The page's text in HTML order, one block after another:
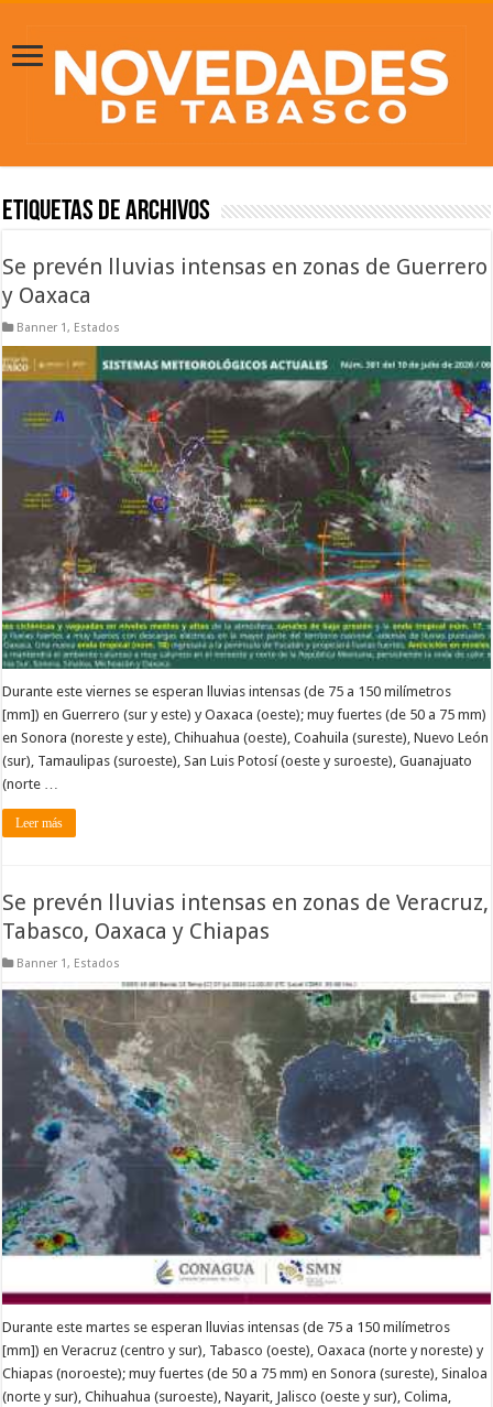
Etiquetas de Archivos
Se prevén lluvias intensas en zonas de Guerrero
y Oaxaca
Banner 1, Estados
Durante este viernes se esperan lluvias intensas (de 75 a 150 milímetros
[mm]) en Guerrero (sur y este) y Oaxaca (oeste); muy fuertes (de 50 a 75 mm)
en Sonora (noreste y este), Chihuahua (oeste), Coahuila (sureste), Nuevo León
(sur), Tamaulipas (suroeste), San Luis Potosí (oeste y suroeste), Guanajuato
(norte …
Leer más
Se prevén lluvias intensas en zonas de Veracruz,
Tabasco, Oaxaca y Chiapas
Banner 1, Estados
Durante este martes se esperan lluvias intensas (de 75 a 150 milímetros
[mm]) en Veracruz (centro y sur), Tabasco (oeste), Oaxaca (norte y noreste) y
Chiapas (noroeste); muy fuertes (de 50 a 75 mm) en Sonora (sureste), Sinaloa
(norte y sur), Chihuahua (suroeste), Nayarit, Jalisco (oeste y sur), Colima,